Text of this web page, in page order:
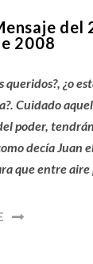
del
2008
queridos?, ¿o
Cuidado
poder,
decía Juan
que entre aire